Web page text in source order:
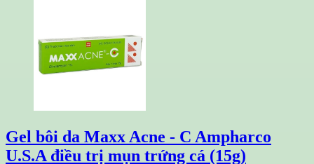
Gel bôi da Maxx Acne - C Ampharco
U.S.A điều trị mụn trứng cá (15g)